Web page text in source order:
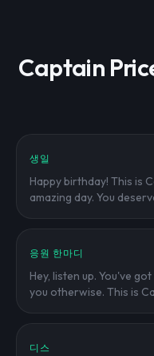
Captain
생일
Happy birthday! This is
amazing day. You
응원 한마디
Hey, listen up. You've
you otherwise. This is
디스